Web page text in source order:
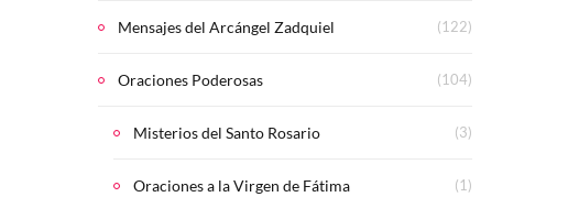
Mensajes del Arcángel Zadquiel (122)
Oraciones Poderosas (104)
Misterios del Santo Rosario (3)
Oraciones a la Virgen de Fátima (1)